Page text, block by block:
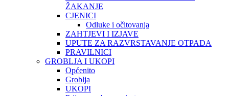
ŽAKANJE
CJENICI
Odluke i očitovanja
ZAHTJEVI I IZJAVE
UPUTE ZA RAZVRSTAVANJE OTPADA
PRAVILNICI
GROBLJA I UKOPI
Općenito
Groblja
UKOPI